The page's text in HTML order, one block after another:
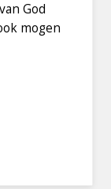
God
mogen